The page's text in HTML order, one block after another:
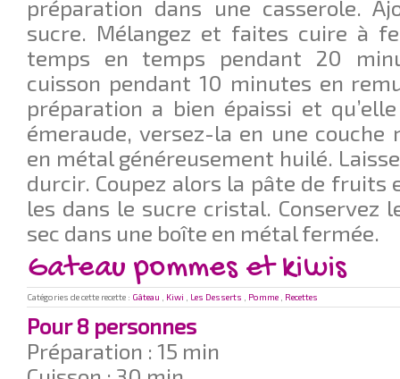
préparation dans une casserole.
sucre. Mélangez et faites cuire à
temps en temps pendant 20
cuisson pendant 10 minutes en
préparation a bien épaissi et
émeraude, versez-la en une
en métal généreusement huilé.
durcir. Coupez alors la pâte de
les dans le sucre cristal. Conservez
sec dans une boîte en métal fermée.
Gateau pommes et kiwis
Catégories de cette recette : Gâteau Kiwi Les Desserts Pomme Recettes
Pour 8 personnes
Préparation : 15 min